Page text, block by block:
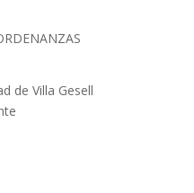
de Villa Gesell